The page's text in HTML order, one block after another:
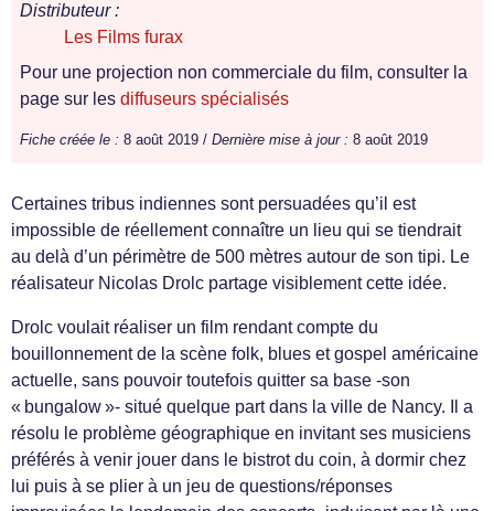
Distributeur :
Les Films furax
Pour une projection non commerciale du film, consulter la
page sur les diffuseurs spécialisés
Fiche créée le : 8 août 2019 / Dernière mise à jour : 8 août 2019
Certaines tribus indiennes sont persuadées qu’il est
impossible de réellement connaître un lieu qui se tiendrait
au delà d’un périmètre de 500 mètres autour de son tipi. Le
réalisateur Nicolas Drolc partage visiblement cette idée.
Drolc voulait réaliser un film rendant compte du
bouillonnement de la scène folk, blues et gospel américaine
actuelle, sans pouvoir toutefois quitter sa base -son
« bungalow »- situé quelque part dans la ville de Nancy. Il a
résolu le problème géographique en invitant ses musiciens
préférés à venir jouer dans le bistrot du coin, à dormir chez
lui puis à se plier à un jeu de questions/réponses